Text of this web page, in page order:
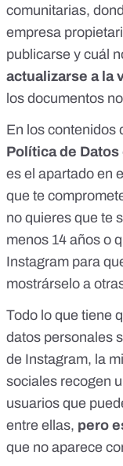
comunitarias,
empresa
publicarse y cuál
actualizarse a la
los documentos
En los contenidos
Política de
es el apartado en
que te
no quieres que te
menos 14 años o
Instagram para
mostrárselo a
Todo lo que tiene
datos personales
de Instagram, la
sociales recogen
usuarios que
entre ellas, pero
que no aparece